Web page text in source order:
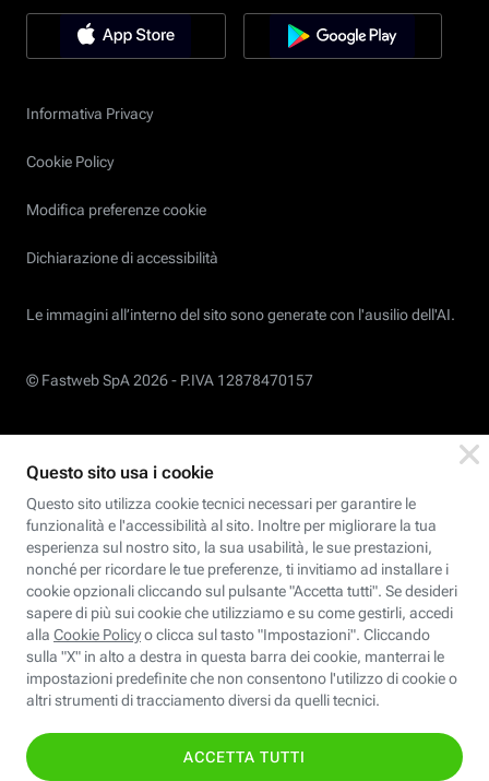
Informativa Privacy
Cookie Policy
Modifica preferenze cookie
Dichiarazione di accessibilità
Le immagini all’interno del sito sono generate con l'ausilio dell'AI.
© Fastweb SpA 2026 - P.IVA 12878470157